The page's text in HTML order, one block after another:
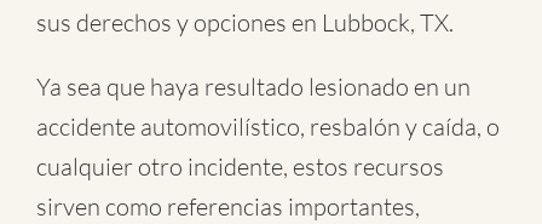
sus derechos y opciones en Lubbock, TX.
Ya sea que haya resultado lesionado en un
accidente automovilístico, resbalón y caída, o
cualquier otro incidente, estos recursos
sirven como referencias importantes,